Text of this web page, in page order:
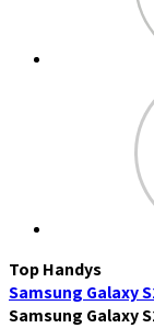
Top Handys
Samsung Galaxy
Samsung Galaxy